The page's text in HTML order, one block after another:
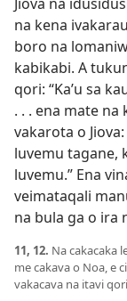
na kena
boro na
kabikabi. A
qori: “Ka’u sa
. . . ena mate na
vakarota o
luvemu tagane,
luvemu.” Ena
veimataqali
na bula ga o ira
11, 12. Na cakacaka
me cakava o Noa, e
vakacava na itavi